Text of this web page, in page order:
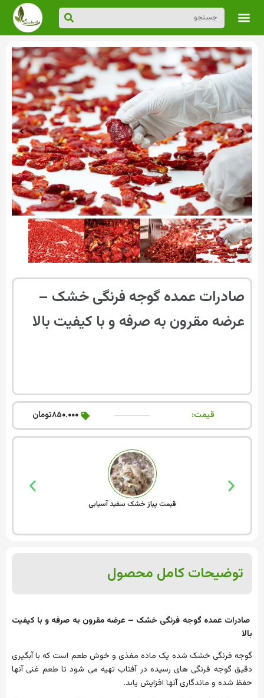
صادرات عمده گوجه فرنگی خشک –
عرضه مقرون به صرفه و با کیفیت بالا
قیمت: ۸۵۰.۰۰۰تومان
قیمت پیاز خشک سفید آسیابی
توضیحات کامل محصول
صادرات عمده گوجه فرنگی خشک – عرضه مقرون به صرفه و با کیفیت
بالا
گوجه فرنگی خشک شده یک ماده مغذی و خوش طعم است که باآبگیری
دقیق گوجه فرنگی های رسیده در آفتاب تهیه می شود تا طعم غنی آنها
حفظ شده و ماندگاریآنها افزایش یابد.